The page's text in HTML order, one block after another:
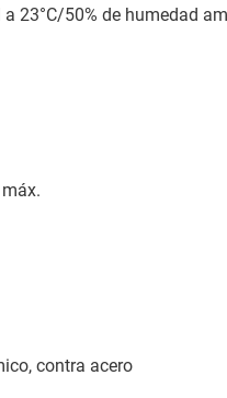
23°C/50% de humedad
contra acero